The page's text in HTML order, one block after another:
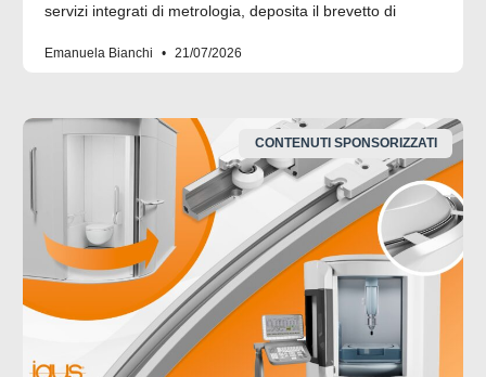
servizi integrati di metrologia, deposita il brevetto di
Emanuela Bianchi 21/07/2026
CONTENUTI SPONSORIZZATI